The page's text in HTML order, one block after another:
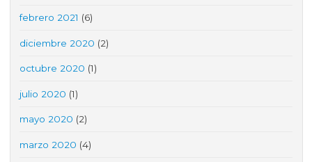
febrero 2021 (6)
diciembre 2020 (2)
octubre 2020 (1)
julio 2020 (1)
mayo 2020 (2)
marzo 2020 (4)